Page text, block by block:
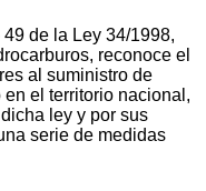
de la Ley 34/1998,
reconoce el
al suministro de
el territorio nacional,
ley y por sus
serie de medidas